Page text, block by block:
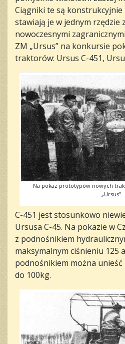
Ciągniki te są
stawiają je w jednym rzędzie
nowoczesnymi
ZM „Ursus” na konkursie
traktorów: Ursus C-451,
Na pokaz prototypów nowych
„Ursus”.
C-451 jest stosunkowo
Ursusa C-45. Na pokazie w
z podnośnikiem
maksymalnym ciśnieniu 125
podnośnikiem można unieść
do 100kg.